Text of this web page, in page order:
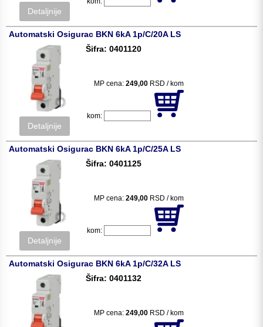
Detaljnije
Automatski Osigurac BKN 6kA 1p/C/20A LS
Detaljnije
Šifra: 0401120
MP cena: 249,00 RSD / kom
kom:
Automatski Osigurac BKN 6kA 1p/C/25A LS
Detaljnije
Šifra: 0401125
MP cena: 249,00 RSD / kom
kom:
Automatski Osigurac BKN 6kA 1p/C/32A LS
Šifra: 0401132
MP cena: 249,00 RSD / kom